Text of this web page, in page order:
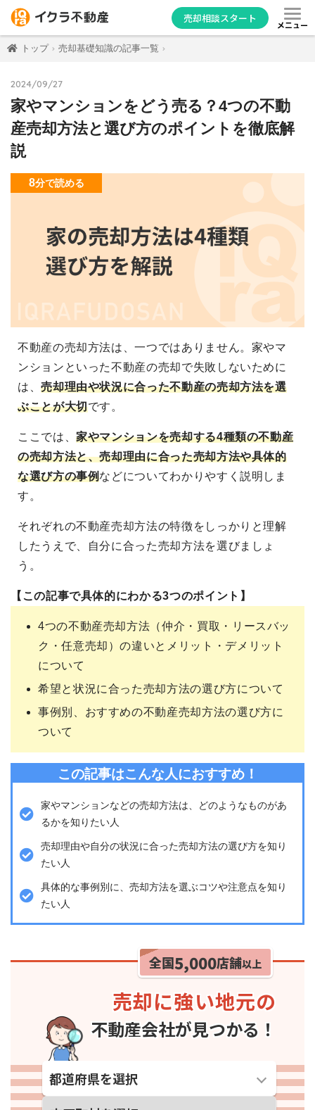
売却相談スタート
メニュー
トップ 売却基礎知識の記事一覧
2024/09/27
家やマンションをどう売る？4つの不動
産売却方法と選び方のポイントを徹底解
説
8分で読める
不動産の売却方法は、一つではありません。家やマ
ンションといった不動産の売却で失敗しないために
は、売却理由や状況に合った不動産の売却方法を選
ぶことが大切です。
ここでは、家やマンションを売却する4種類の不動産
の売却方法と、売却理由に合った売却方法や具体的
な選び方の事例などについてわかりやすく説明しま
す。
それぞれの不動産売却方法の特徴をしっかりと理解
したうえで、自分に合った売却方法を選びましょ
う。
【この記事で具体的にわかる3つのポイント】
4つの不動産売却方法（仲介・買取・リースバッ
ク・任意売却）の違いとメリット・デメリット
について
希望と状況に合った売却方法の選び方について
事例別、おすすめの不動産売却方法の選び方に
ついて
この記事はこんな人におすすめ！
家やマンションなどの売却方法は、どのようなものがあ
るかを知りたい人
売却理由や自分の状況に合った売却方法の選び方を知り
たい人
具体的な事例別に、売却方法を選ぶコツや注意点を知り
たい人